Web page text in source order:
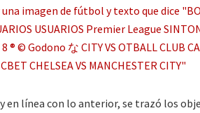
en línea con lo anterior, se trazó los